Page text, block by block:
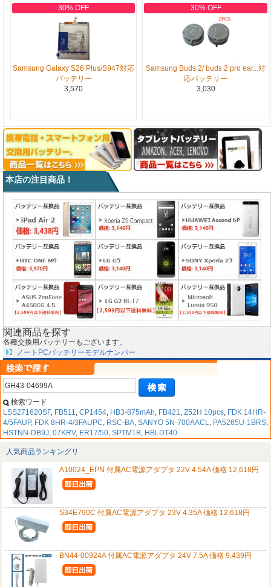
30% OFF
Samsung Galaxy S26 Plus/S947対応
バッテリー
3,570
30% OFF
Samsung Buds 2/ buds 2 pro ear...対
応バッテリー
3,030
本店の注目商品！
関連商品を探す
各種交換用バッテリーもございます。
ノートPCバッテリーモデルナンバー
検索ワード
LSS271620SF, FB511, CP1454, HB3-875mAh, FB421, Z52H 10pcs, FDK 14HR-
4/5FAUP, FDK 8HR-4/3FAUPC, RSC-BA, SANYO 5N-700AACL, PA5265U-1BRS,
HSTNN-DB9J, 07KRV, ER17/50, SPTM1B, HBLDT40
人気商品ランキングリ
A10024_EPN 付属AC電源アダプタ 22V 4.54A 価格 12,618円
S34E790C 付属AC電源アダプタ 23V 4.35A 価格 12,618円
BN44-00924A 付属AC電源アダプタ 24V 7.5A 価格 9,439円